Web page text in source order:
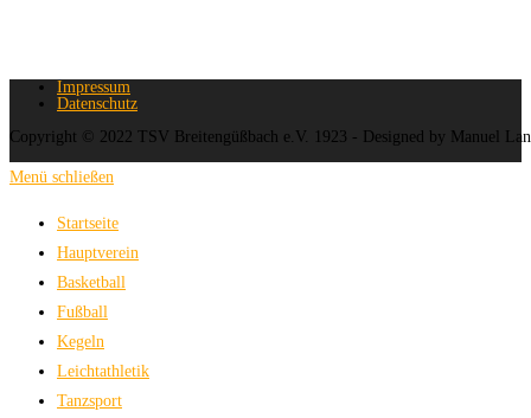
Impressum
Datenschutz
Copyright © 2022 TSV Breitengüßbach e.V. 1923 - Designed by Manuel
Menü schließen
Startseite
Hauptverein
Basketball
Fußball
Kegeln
Leichtathletik
Tanzsport